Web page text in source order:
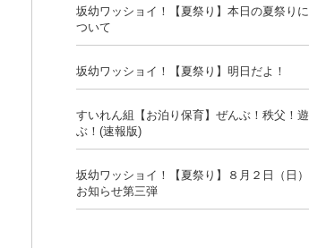
坂幼ワッショイ！【夏祭り】本日の夏祭りに
ついて
坂幼ワッショイ！【夏祭り】明日だよ！
すいれん組【お泊り保育】ぜんぶ！秩父！遊
ぶ！(速報版)
坂幼ワッショイ！【夏祭り】８月２日（日）
お知らせ第三弾